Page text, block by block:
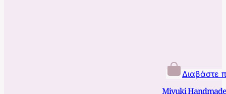
Διαβάστε
Miyuki Handmade